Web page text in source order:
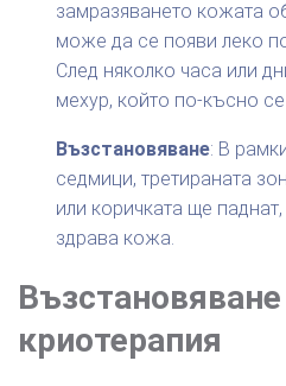
замразяването кожата
може да се появи леко
След няколко часа или
мехур, който по-късно
Възстановяване: В
седмици, третираната
или коричката ще
здрава кожа.
криотерапия